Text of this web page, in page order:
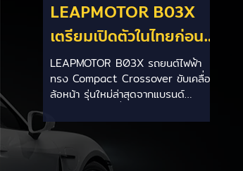
LEAPMOTOR B03X
เตรียมเปิดตัวในไทยก่อน
Motor Expo 2026! ครอ
สโอเวอร์ไฟฟ้าขนาด
กะทัดรัด ลุ้นสเปคและรา
คาเร็วๆ นี้
LEAPMOTOR B03X รถยนต์ไฟฟ้า
ทรง Compact Crossover ขับเคลื่อน
ล้อหน้า รุ่นใหม่ล่าสุดจากแบรนด์
ประเทศไทยก่อนช่วงงาน MOTOR
EXPO 2026 โดย B03X ถือเป็นรถ
EV ไซส์กะทัดรัดที่ชูจุดเด่นเรื่องพื้นที่